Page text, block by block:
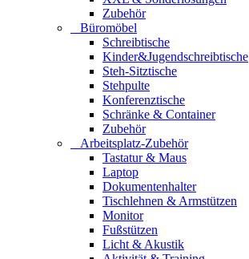
Zubehör
Büromöbel
Schreibtische
Kinder&Jugendschreibtische
Steh-Sitztische
Stehpulte
Konferenztische
Schränke & Container
Zubehör
Arbeitsplatz-Zubehör
Tastatur & Maus
Laptop
Dokumentenhalter
Tischlehnen & Armstützen
Monitor
Fußstützen
Licht & Akustik